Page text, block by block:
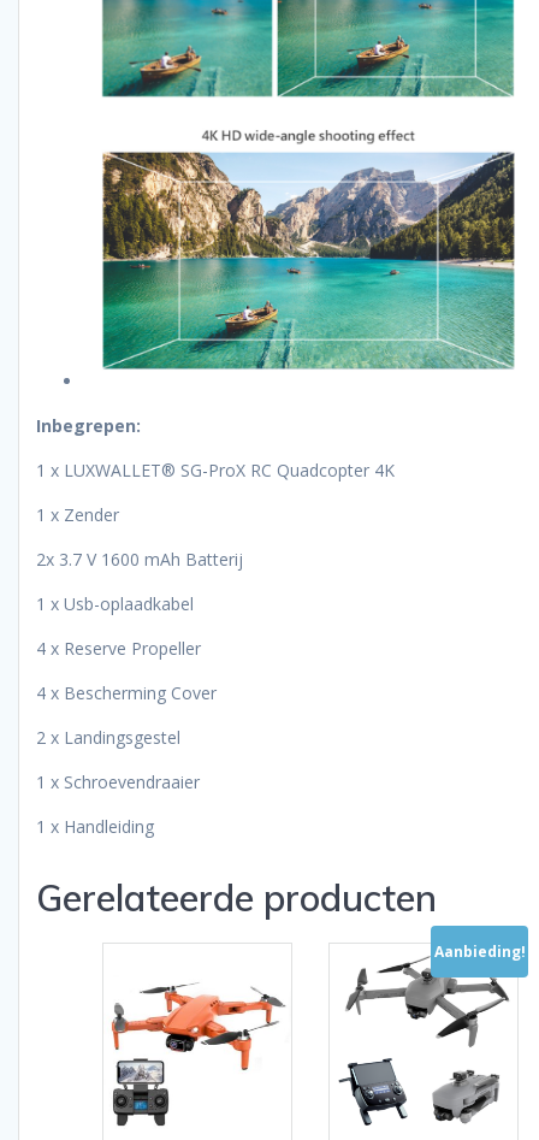
Inbegrepen:
1 x LUXWALLET® SG-ProX RC Quadcopter 4K
1 x Zender
2x 3.7 V 1600 mAh Batterij
1 x Usb-oplaadkabel
4 x Reserve Propeller
4 x Bescherming Cover
2 x Landingsgestel
1 x Schroevendraaier
1 x Handleiding
Gerelateerde producten
Aanbieding!